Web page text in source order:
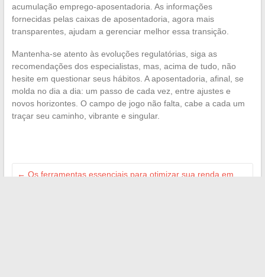
acumulação emprego-aposentadoria. As informações
fornecidas pelas caixas de aposentadoria, agora mais
transparentes, ajudam a gerenciar melhor essa transição.
Mantenha-se atento às evoluções regulatórias, siga as
recomendações dos especialistas, mas, acima de tudo, não
hesite em questionar seus hábitos. A aposentadoria, afinal, se
molda no dia a dia: um passo de cada vez, entre ajustes e
novos horizontes. O campo de jogo não falta, cabe a cada um
traçar seu caminho, vibrante e singular.
← Os ferramentas essenciais para otimizar sua renda em